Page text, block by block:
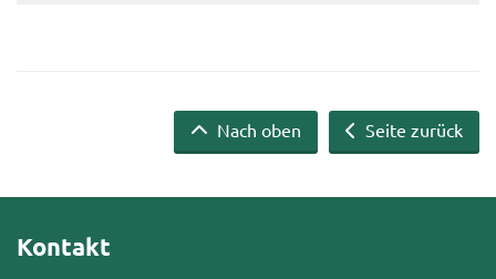
Seite zurück
Nach oben
Kontakt